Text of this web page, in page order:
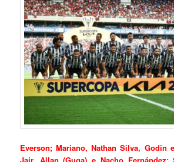
Everson; Mariano, Nathan Silva, Godin
Jair, Allan (Guga) e Nacho Fernández;